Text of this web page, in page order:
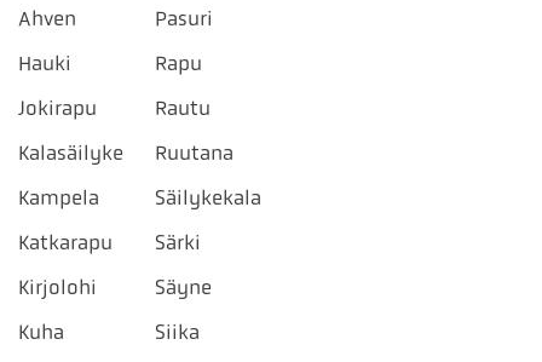
Ahven
Hauki
Jokirapu
Kalasäilyke
Kampela
Katkarapu
Kirjolohi
Kuha
Pasuri
Rapu
Rautu
Ruutana
Säilykekala
Särki
Säyne
Siika